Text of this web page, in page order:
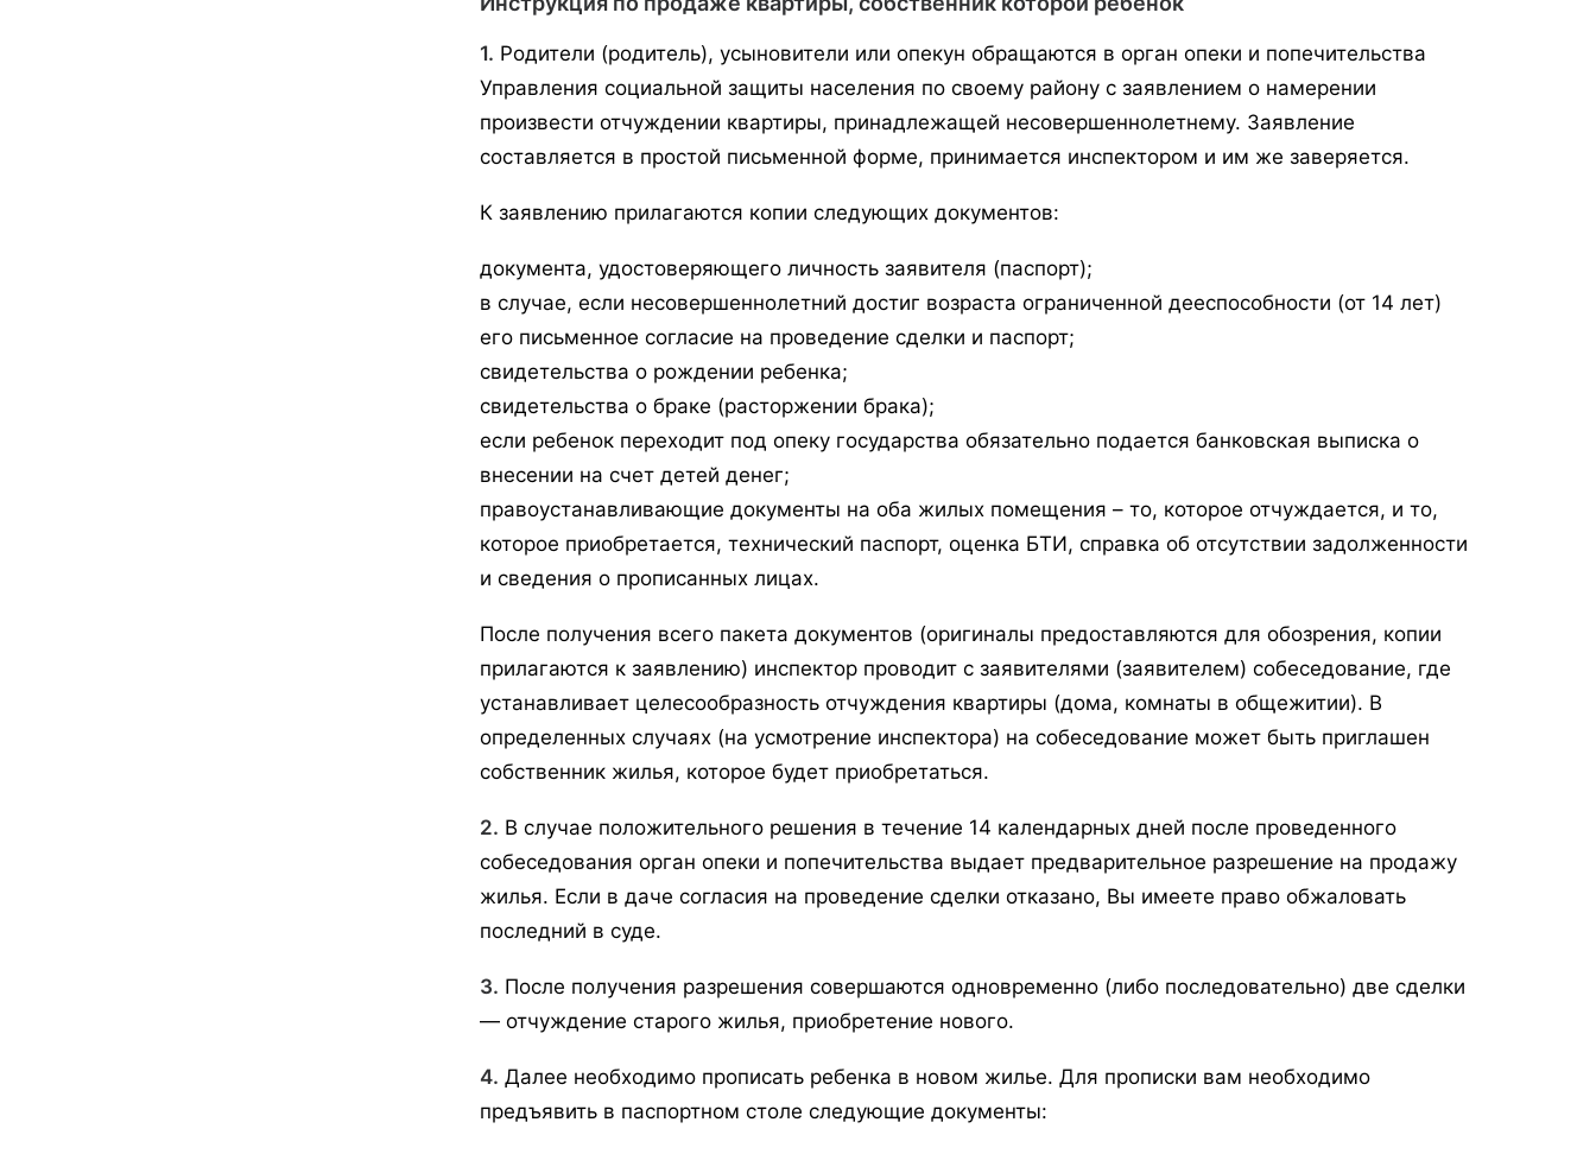
1. Родители (родитель), усыновители или опекун обращаются в орган опеки и попечительства
Управления социальной защиты населения по своему району с заявлением о намерении
произвести отчуждении квартиры, принадлежащей несовершеннолетнему. Заявление
составляется в простой письменной форме, принимается инспектором и им же заверяется.
К заявлению прилагаются копии следующих документов:
документа, удостоверяющего личность заявителя (паспорт);
в случае, если несовершеннолетний достиг возраста ограниченной дееспособности (от 14 лет)
его письменное согласие на проведение сделки и паспорт;
свидетельства о рождении ребенка;
свидетельства о браке (расторжении брака);
если ребенок переходит под опеку государства обязательно подается банковская выписка о
внесении на счет детей денег;
правоустанавливающие документы на оба жилых помещения – то, которое отчуждается, и то,
которое приобретается, технический паспорт, оценка БТИ, справка об отсутствии задолженности
и сведения о прописанных лицах.
После получения всего пакета документов (оригиналы предоставляются для обозрения, копии
прилагаются к заявлению) инспектор проводит с заявителями (заявителем) собеседование, где
устанавливает целесообразность отчуждения квартиры (дома, комнаты в общежитии). В
определенных случаях (на усмотрение инспектора) на собеседование может быть приглашен
собственник жилья, которое будет приобретаться.
2. В случае положительного решения в течение 14 календарных дней после проведенного
собеседования орган опеки и попечительства выдает предварительное разрешение на продажу
жилья. Если в даче согласия на проведение сделки отказано, Вы имеете право обжаловать
последний в суде.
3. После получения разрешения совершаются одновременно (либо последовательно) две сделки
— отчуждение старого жилья, приобретение нового.
4. Далее необходимо прописать ребенка в новом жилье. Для прописки вам необходимо
предъявить в паспортном столе следующие документы: